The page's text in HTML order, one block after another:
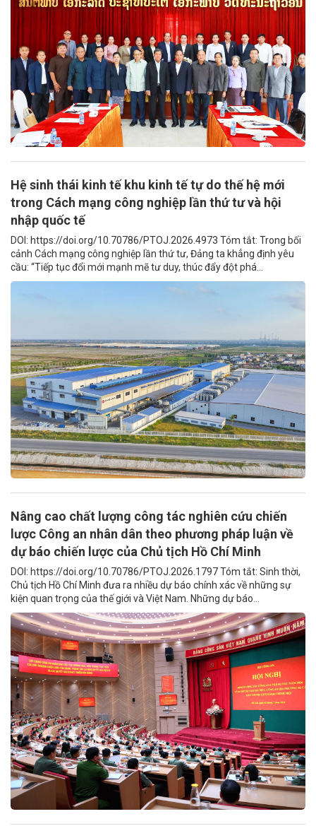
Hệ sinh thái kinh tế khu kinh tế tự do thế hệ mới
trong Cách mạng công nghiệp lần thứ tư và hội
nhập quốc tế
DOI: https://doi.org/10.70786/PTOJ.2026.4973 Tóm tắt: Trong bối
cảnh Cách mạng công nghiệp lần thứ tư, Đảng ta khẳng định yêu
cầu: “Tiếp tục đổi mới mạnh mẽ tư duy, thúc đẩy đột phá...
Nâng cao chất lượng công tác nghiên cứu chiến
lược Công an nhân dân theo phương pháp luận về
dự báo chiến lược của Chủ tịch Hồ Chí Minh
DOI: https://doi.org/10.70786/PTOJ.2026.1797 Tóm tắt: Sinh thời,
Chủ tịch Hồ Chí Minh đưa ra nhiều dự báo chính xác về những sự
kiện quan trọng của thế giới và Việt Nam. Những dự báo...